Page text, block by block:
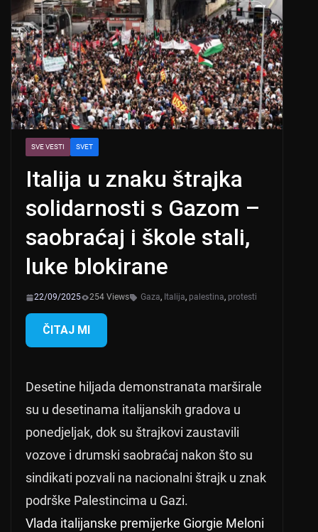
SVE VESTI SVET
Italija u znaku štrajka
solidarnosti s Gazom –
saobraćaj i škole stali,
luke blokirane
22/09/2025 254 Views Gaza, Italija, palestina, protesti
ČITAJ MI
Desetine hiljada demonstranata marširale
su u desetinama italijanskih gradova u
ponedjeljak, dok su štrajkovi zaustavili
vozove i drumski saobraćaj nakon što su
sindikati pozvali na nacionalni štrajk u znak
podrške Palestincima u Gazi.
Vlada italijanske premijerke Giorgie Meloni